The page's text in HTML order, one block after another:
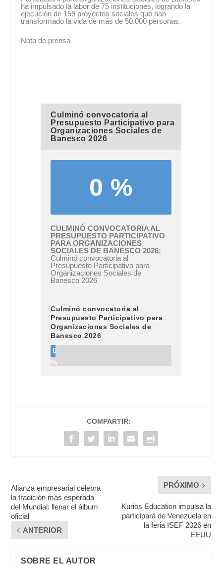
ha impulsado la labor de 75 instituciones, logrando la
ejecución de 159 proyectos sociales que han
transformado la vida de más de 50.000 personas.
Nota de prensa
Culminó convocatoria al
Presupuesto Participativo para
Organizaciones Sociales de
Banesco 2026
0 %
CULMINÓ CONVOCATORIA AL
PRESUPUESTO PARTICIPATIVO
PARA ORGANIZACIONES
SOCIALES DE BANESCO 2026
Culminó convocatoria al
Presupuesto Participativo para
Organizaciones Sociales de
Banesco 2026
Culminó convocatoria al
Presupuesto Participativo para
Organizaciones Sociales de
Banesco 2026
0
%
COMPARTIR:
Alianza empresarial celebra
la tradición más esperada
del Mundial: llenar el álbum
oficial
ANTERIOR
PRÓXIMO
Kurios Education impulsa la
participará de Venezuela en
la feria ISEF 2026 en
EEUU
SOBRE EL AUTOR